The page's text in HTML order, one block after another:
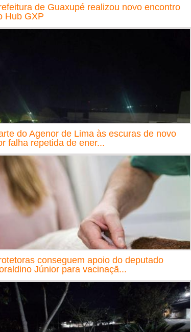
de Guaxupé realizou novo encontro
Hub GXP
do Agenor de Lima às escuras de novo
falha repetida de ener...
conseguem apoio do deputado
Júnior para vacinaçã...